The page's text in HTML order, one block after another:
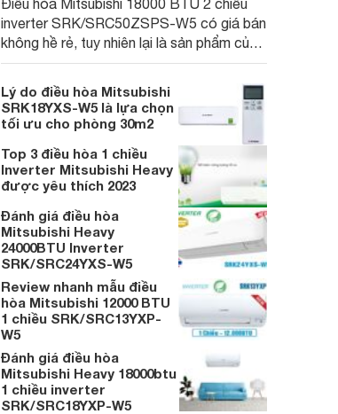
Điều hòa Mitsubishi 18000 BTU 2 chiều
inverter SRK/SRC50ZSPS-W5 có giá bán
không hề rẻ, tuy nhiên lại là sản phẩm của
thương hiệu Nhật uy tín, và được tích hợp
những công nghệ hiện đại hàng đầu.
Lý do điều hòa Mitsubishi
SRK18YXS-W5 là lựa chọn
tối ưu cho phòng 30m2
Top 3 điều hòa 1 chiều
Inverter Mitsubishi Heavy
được yêu thích 2023
Đánh giá điều hòa
Mitsubishi Heavy
24000BTU Inverter
SRK/SRC24YXS-W5
Review nhanh mẫu điều
hòa Mitsubishi 12000 BTU
1 chiều SRK/SRC13YXP-
W5
Đánh giá điều hòa
Mitsubishi Heavy 18000btu
1 chiều inverter
SRK/SRC18YXP-W5